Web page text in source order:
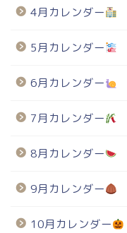
4月カレンダー
5月カレンダー
6月カレンダー
7月カレンダー
8月カレンダー
9月カレンダー
10月カレンダー